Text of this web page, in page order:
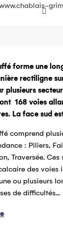
forme une
rectiligne
plusieurs
168 voies
La face sud
comprend
: Piliers,
Traversée. Ces
des voies
ou plusieurs
de difficultés...